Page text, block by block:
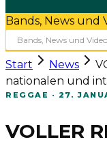
Bands, News und
Start News
nationalen und
REGGAE · 27.
VOLLER